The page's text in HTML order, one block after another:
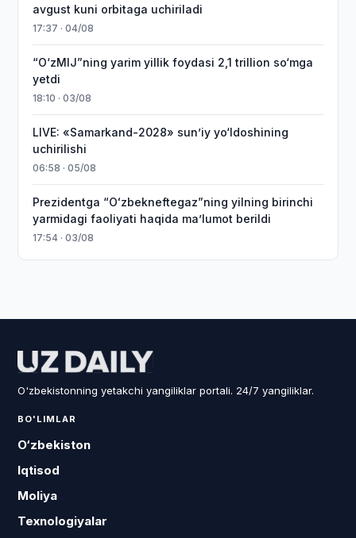
avgust kuni orbitaga uchiriladi
17:37 · 04/08
“O‘zMIJ”ning yarim yillik foydasi 2,1 trillion so‘mga
yetdi
18:10 · 03/08
LIVE: «Samarkand-2028» sun’iy yo‘ldoshining
uchirilishi
06:58 · 05/08
Prezidentga “Oʻzbekneftegaz”ning yilning birinchi
yarmidagi faoliyati haqida maʼlumot berildi
17:54 · 03/08
O'zbekistonning yetakchi yangiliklar portali. 24/7 yangiliklar.
BO'LIMLAR
O‘zbekiston
Iqtisod
Moliya
Texnologiyalar